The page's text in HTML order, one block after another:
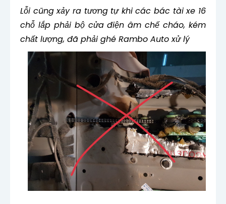
Lỗi cũng xảy ra tương tự khi các bác tài xe 16
chỗ lắp phải bộ cửa điện âm chế cháo, kém
chất lượng, đã phải ghé Rambo Auto xử lý